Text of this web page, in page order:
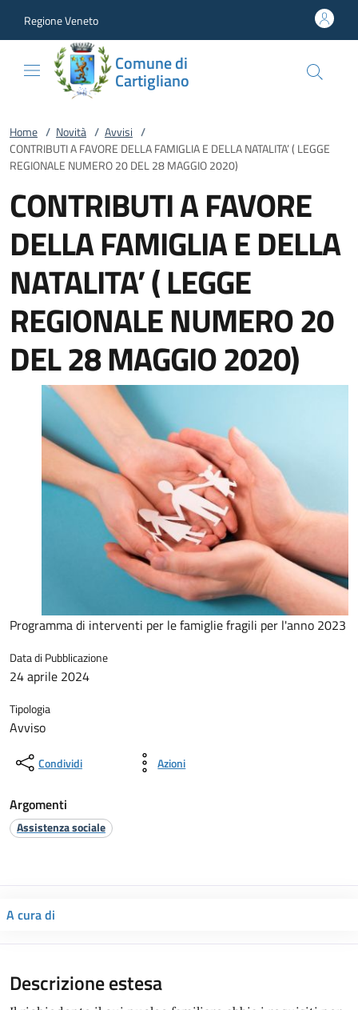
Regione Veneto
Comune di
Cartigliano
Home / Novità / Avvisi /
CONTRIBUTI A FAVORE DELLA FAMIGLIA E DELLA NATALITA’ ( LEGGE
REGIONALE NUMERO 20 DEL 28 MAGGIO 2020)
CONTRIBUTI A FAVORE
DELLA FAMIGLIA E DELLA
NATALITA’ ( LEGGE
REGIONALE NUMERO 20
DEL 28 MAGGIO 2020)
Programma di interventi per le famiglie fragili per l'anno 2023
Data di Pubblicazione
24 aprile 2024
Tipologia
Avviso
Condividi Azioni
Argomenti
Assistenza sociale
A cura di
Descrizione estesa